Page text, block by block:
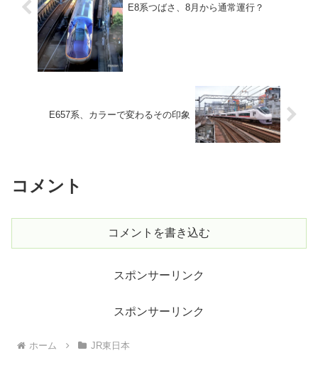
E8系つばさ、8月から通常運行？
E657系、カラーで変わるその印象
コメント
コメントを書き込む
スポンサーリンク
スポンサーリンク
ホーム JR東日本